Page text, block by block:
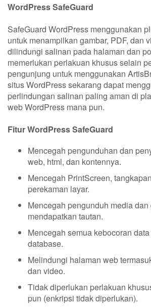
WordPress SafeGuard
SafeGuard WordPress menggunakan
untuk menampilkan gambar, PDF, dan
dilindungi salinan pada halaman dan
memerlukan perlakuan khusus selain
pengunjung untuk menggunakan
situs WordPress sekarang dapat
perlindungan salinan paling aman di
web WordPress mana pun.
Fitur WordPress SafeGuard
Mencegah pengunduhan dan
web, html, dan kontennya.
Mencegah PrintScreen,
perekaman layar.
Mencegah pengunduh media dan
mendapatkan tautan.
Mencegah semua kebocoran
database.
Melindungi halaman web
dan video.
Tidak diperlukan perlakuan
pun (enkripsi tidak diperlukan).